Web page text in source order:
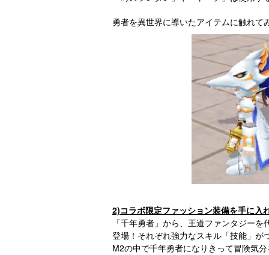
勇者を異世界に導いたアイテムに触れて
2)コラボ限定ファッション装備を手に入
「千年勇者」から、王道ファンタジー
登場！それぞれ強力なスキル「技能」
M2の中で千年勇者になりきって冒険気